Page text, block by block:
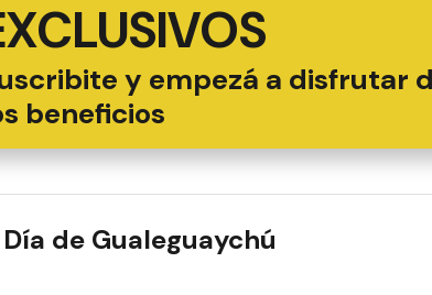
y empezá a disfrutar
beneficios
Día de Gualeguaychú